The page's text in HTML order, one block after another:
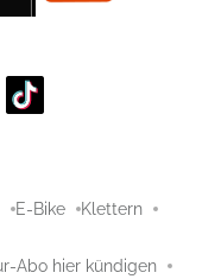
E-Bike Klettern
Abo hier kündigen